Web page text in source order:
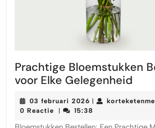
Prachtige Bloemstukken
voor Elke Gelegenheid
03 februari 2026 03
februari
0 Reactie 15:38